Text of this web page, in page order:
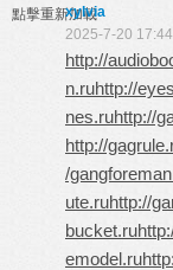
點擊重新加載
xylvia
2025-7-20
http://
n.ruhttp://
nes.ruhttp://
http://
/
ute.ruhttp://
bucket.ru
emodel.ru